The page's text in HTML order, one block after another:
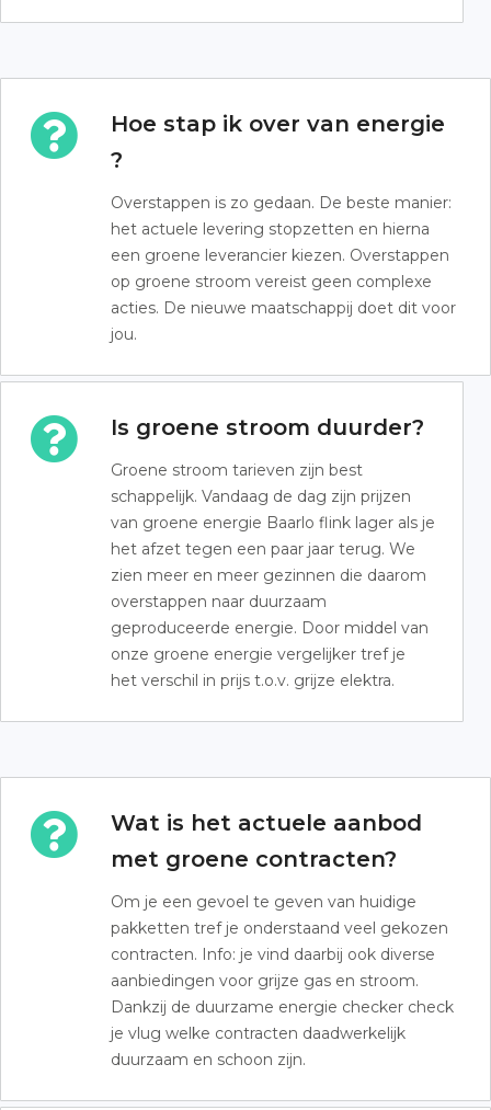
Hoe stap ik over van energie
?
Overstappen is zo gedaan. De beste manier:
het actuele levering stopzetten en hierna
een groene leverancier kiezen. Overstappen
op groene stroom vereist geen complexe
acties. De nieuwe maatschappij doet dit voor
jou.
Is groene stroom duurder?
Groene stroom tarieven zijn best
schappelijk. Vandaag de dag zijn prijzen
van groene energie Baarlo flink lager als je
het afzet tegen een paar jaar terug. We
zien meer en meer gezinnen die daarom
overstappen naar duurzaam
geproduceerde energie. Door middel van
onze groene energie vergelijker tref je
het verschil in prijs t.o.v. grijze elektra.
Wat is het actuele aanbod
met groene contracten?
Om je een gevoel te geven van huidige
pakketten tref je onderstaand veel gekozen
contracten. Info: je vind daarbij ook diverse
aanbiedingen voor grijze gas en stroom.
Dankzij de duurzame energie checker check
je vlug welke contracten daadwerkelijk
duurzaam en schoon zijn.